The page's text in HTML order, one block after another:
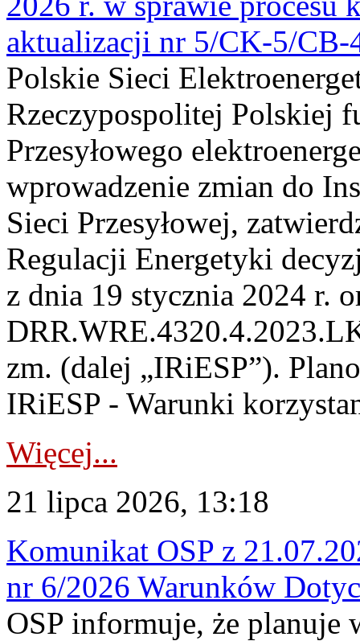
aktualizacji nr 5/CK-5/CB-
Polskie Sieci
Rzeczypospolitej Polskiej
Przesyłowego
wprowadzenie zmian do
Sieci Przesyłowej,
Regulacji Energetyki
z dnia 19 stycznia 2024 r.
zm. (dalej „IRiESP”).
IRiESP - Warunki
Więcej...
21 lipca 2026, 13:18
Komunikat OSP z
nr 6/2026 Warunków
OSP informuje, że planuje